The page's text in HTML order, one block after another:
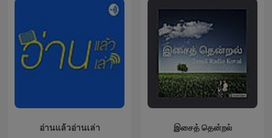
อ่านแล้วอ่านเล่า இசைத் தென்றல்